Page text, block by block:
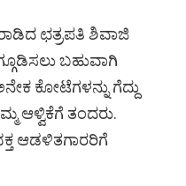
ಛತ್ರಪತಿ ಶಿವಾಜಿ
ಬಹುವಾಗಿ
ಕೋಟೆಗಳನ್ನು ಗೆದ್ದು
ಆಳ್ವಿಕೆಗೆ ತಂದರು.
ಆಡಳಿತಗಾರರಿಗೆ